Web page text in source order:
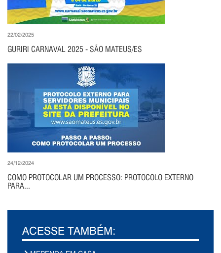
22/02/2025
GURIRI CARNAVAL 2025 - SÃO MATEUS/ES
24/12/2024
COMO PROTOCOLAR UM PROCESSO: PROTOCOLO EXTERNO
PARA...
ACESSE TAMBÉM: